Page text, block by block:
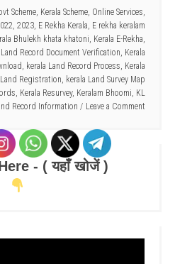
Scheme, Kerala Scheme, Online Services,
, 2023, E Rekha Kerala, E rekha keralam
Bhulekh khata khatoni, Kerala E-Rekha,
Land Record Document Verification, Kerala
, kerala Land Record Process, Kerala
Land Registration, kerala Land Survey Map
, Kerala Resurvey, Keralam Bhoomi, KL
Record Information
Leave a Comment
- ( यहाँ खोजें )